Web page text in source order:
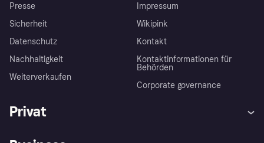
Presse
Sicherheit
Datenschutz
Nachhaltigkeit
Weiterverkaufen
Impressum
Wikipink
Kontakt
Kontaktinformationen für
Behörden
Corporate governance
Privat